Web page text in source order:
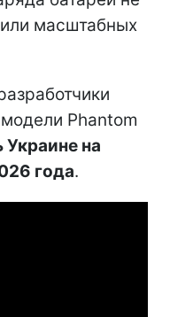
масштабных
Phantom
на
года.